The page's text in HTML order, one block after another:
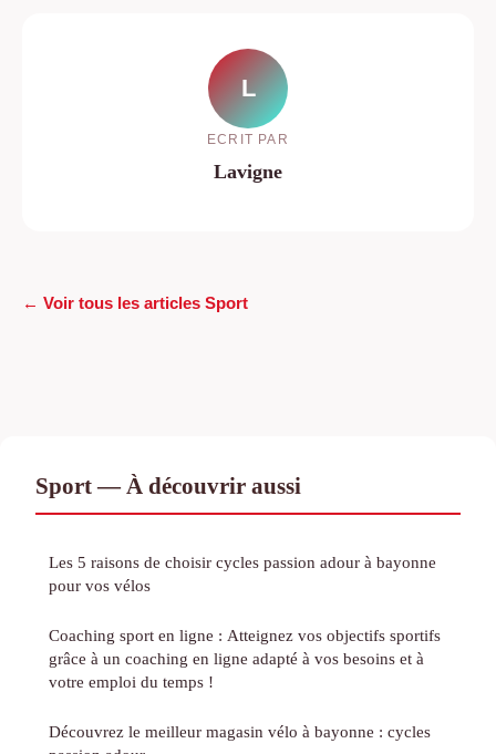
L
ECRIT PAR
Lavigne
← Voir tous les articles Sport
Sport — À découvrir aussi
Les 5 raisons de choisir cycles passion adour à bayonne
pour vos vélos
Coaching sport en ligne : Atteignez vos objectifs sportifs
grâce à un coaching en ligne adapté à vos besoins et à
votre emploi du temps !
Découvrez le meilleur magasin vélo à bayonne : cycles